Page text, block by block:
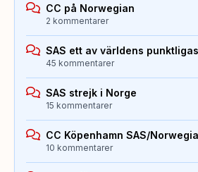
CC på Norwegian
2 kommentarer
SAS ett av världens
45 kommentarer
SAS strejk i Norge
15 kommentarer
CC Köpenhamn SAS/
10 kommentarer